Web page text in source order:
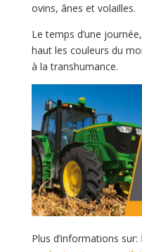
ovins, ânes et volailles.
Le temps d’une
haut les couleurs du
à la transhumance.
Plus d’informations sur: